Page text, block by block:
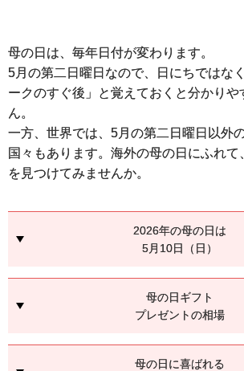
母の日は、毎年日付が変わります。
5月の第二日曜日なので、日にちではな
ークのすぐ後」と覚えておくと分かりや
ん。
一方、世界では、5月の第二日曜日以外
国々もあります。海外の母の日にふれて
を見つけてみませんか。
2026年の母の日は
5月10日（日）
母の日ギフト
プレゼントの相場
母の日に喜ばれる